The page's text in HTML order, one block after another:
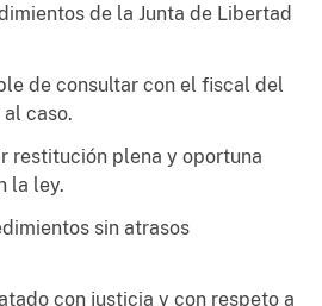
de la Junta de Libertad
de consultar con el fiscal del
caso.
restitución plena y oportuna
la ley.
sin atrasos
con justicia y con respeto a